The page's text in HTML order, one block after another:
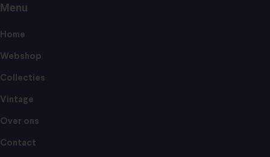
Menu
Home
Webshop
Collecties
Vintage
Over ons
Contact